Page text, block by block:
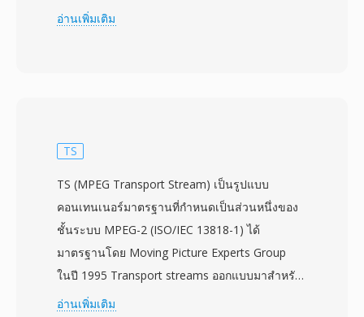
ความต้องการพื้นที่จัดเก็บและแบนด์วิดท์ ให้
ในยุคสมาร์ทโฟนรุ่นแรก เมื่อความเร็วเครือข่าย
ขนาดไฟล์ คอนเทนเนอร์แบบกระชับนี้ตัดส่วนที่ไม่
จำเป็นที่มีในไฟล์ MP4 เต็มรูปแบบ ทำให้ได้ไฟล์ที่มี
ขนาดเล็กกว่ามากและสตรีมได้อย่างน่าเชื่อถือผ่าน
การเชื่อมต่อ 3G ที่ช้า 3GP รองรับทั้งโปรโตคอล
เครือข่าย GSM และ UMTS รวมถึงมีข้อกำหนด
สำหรับข้อความแบบกำหนดเวลาและภาพนิ่งภายใน
อ่านเพิ่มเติม
TS
TS (MPEG Transport Stream) เป็นรูปแบบ
คอนเทนเนอร์มาตรฐานที่กำหนดเป็นส่วนหนึ่งของ
ชั้นระบบ MPEG-2 (ISO/IEC 13818-1) ได้
มาตรฐานโดย Moving Picture Experts Group
ในปี 1995 Transport streams ออกแบบมาสำหรับ
สภาพแวดล้อมการสื่อสารและจัดเก็บที่อาจเกิดการ
อ่านเพิ่มเติม